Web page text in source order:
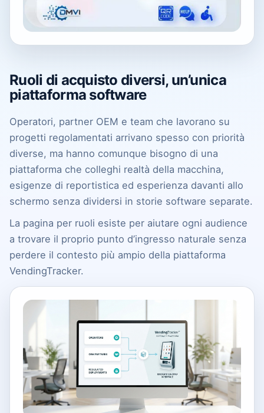
Ruoli di acquisto diversi, un’unica
piattaforma software
Operatori, partner OEM e team che lavorano su
progetti regolamentati arrivano spesso con priorità
diverse, ma hanno comunque bisogno di una
piattaforma che colleghi realtà della macchina,
esigenze di reportistica ed esperienza davanti allo
schermo senza dividersi in storie software separate.
La pagina per ruoli esiste per aiutare ogni audience
a trovare il proprio punto d’ingresso naturale senza
perdere il contesto più ampio della piattaforma
VendingTracker.